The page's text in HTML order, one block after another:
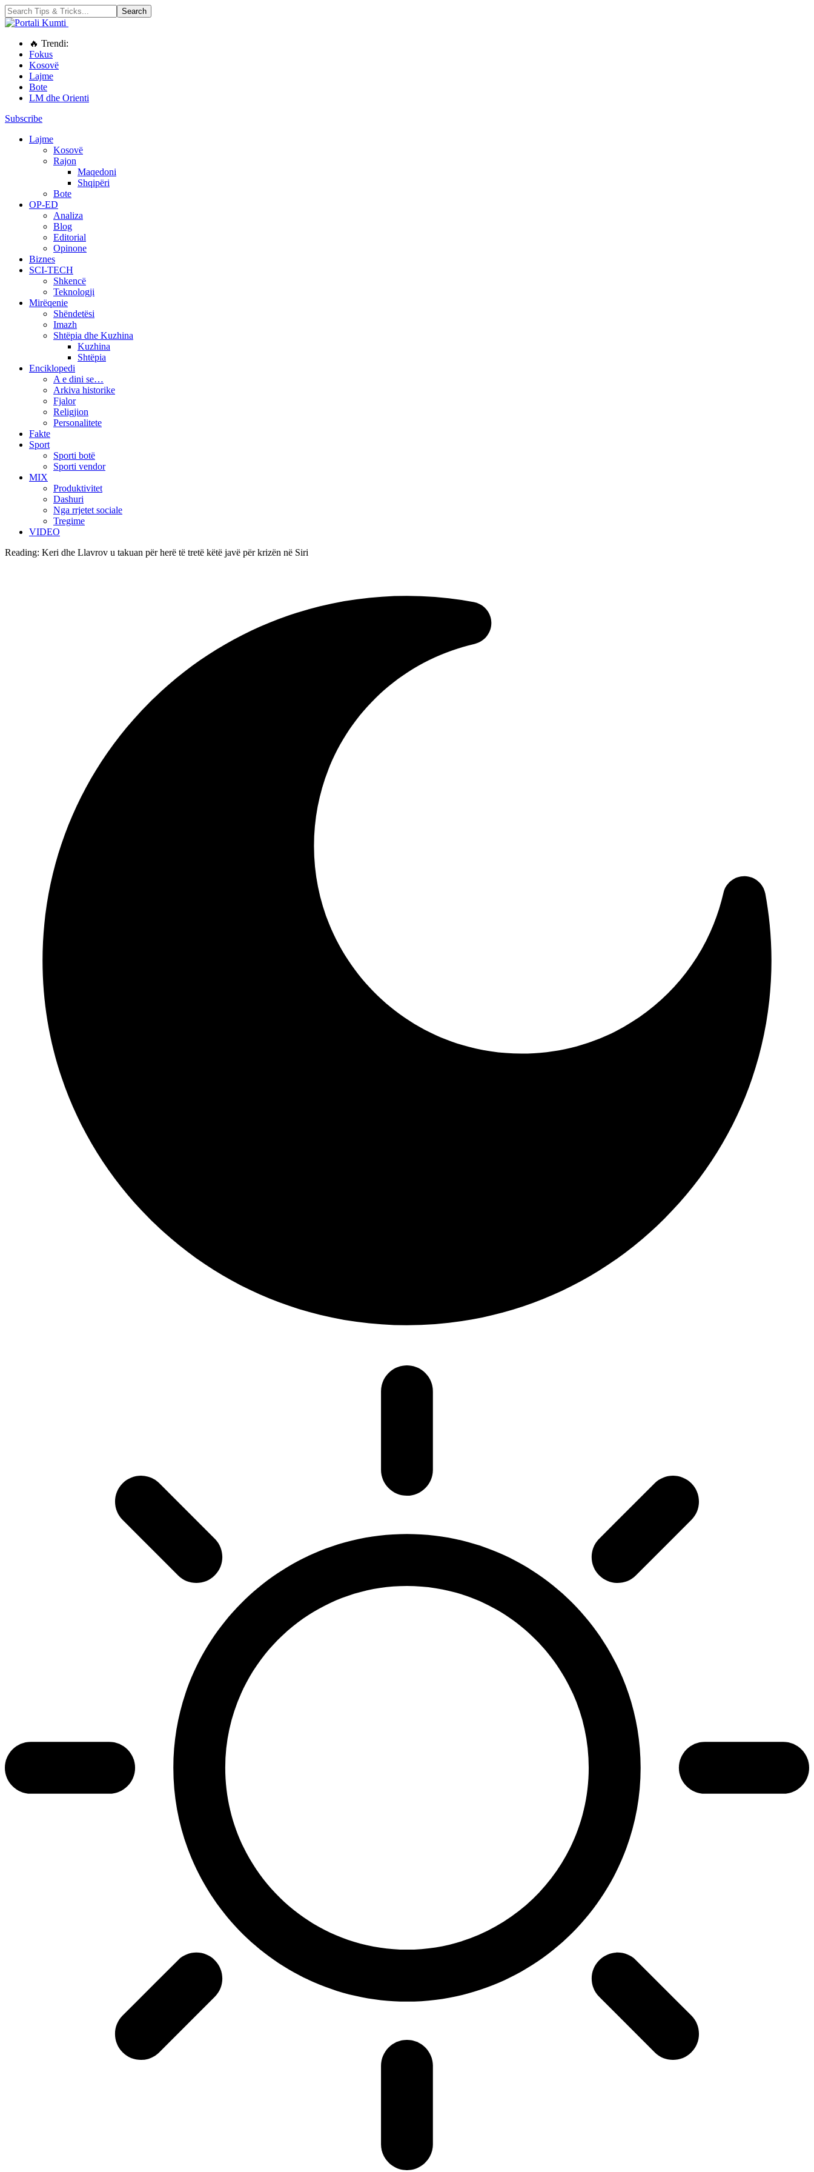
🔥 Trendi:
Fokus
Kosovë
Lajme
Bote
LM dhe Orienti
Subscribe
Lajme
Kosovë
Rajon
Maqedoni
Shqipëri
Bote
OP-ED
Analiza
Blog
Editorial
Opinone
Biznes
SCI-TECH
Shkencë
Teknologji
Mirëqenie
Shëndetësi
Imazh
Shtëpia dhe Kuzhina
Kuzhina
Shtëpia
Enciklopedi
A e dini se…
Arkiva historike
Fjalor
Religjion
Personalitete
Fakte
Sport
Sporti botë
Sporti vendor
MIX
Produktivitet
Dashuri
Nga rrjetet sociale
Tregime
VIDEO
Reading: Keri dhe Llavrov u takuan për herë të tretë këtë javë për krizën në Siri